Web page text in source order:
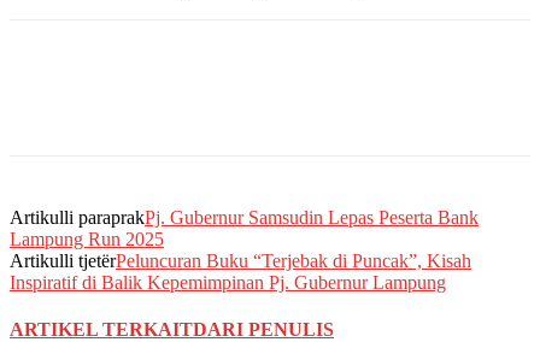
Artikulli paraprakPj. Gubernur Samsudin Lepas Peserta Bank
Lampung Run 2025
Artikulli tjetërPeluncuran Buku “Terjebak di Puncak”, Kisah
Inspiratif di Balik Kepemimpinan Pj. Gubernur Lampung
ARTIKEL TERKAITDARI PENULIS